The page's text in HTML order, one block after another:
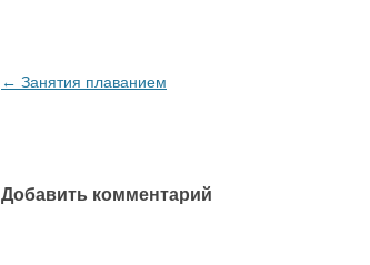
Навигация
← Занятия плаванием
Добавить комментарий